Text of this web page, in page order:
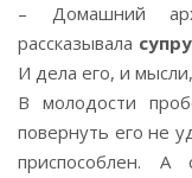
– Домашний
рассказывала
И дела его, и
В молодости
повернуть его не
приспособлен.